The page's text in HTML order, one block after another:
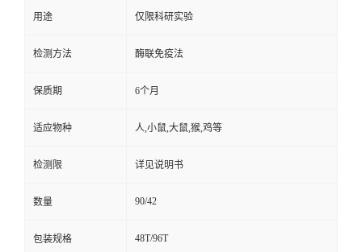
用途 仅限科研实验
检测方法 酶联免疫法
保质期 6个月
适应物种 人,小鼠,大鼠,猴,鸡等
检测限 详见说明书
数量 90/42
包装规格 48T/96T